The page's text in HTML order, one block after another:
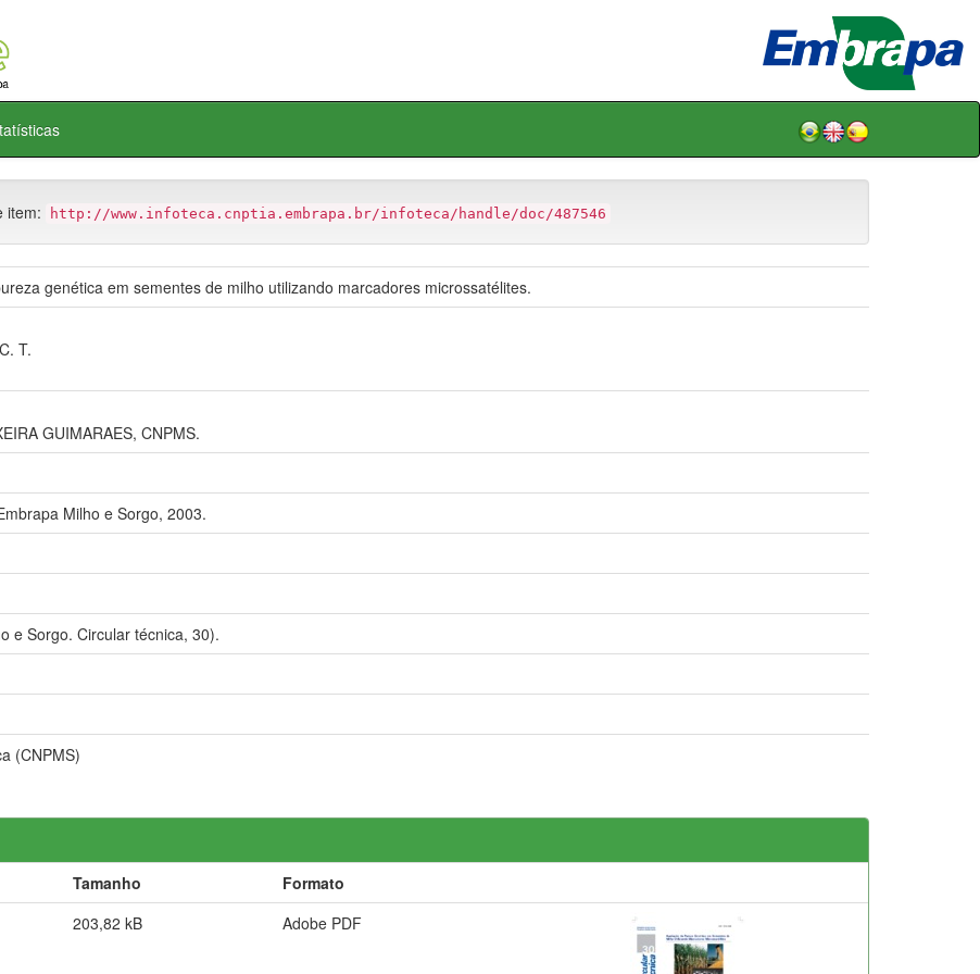
item: http://www.infoteca.cnptia.embrapa.br/infoteca/handle/doc/487546
genética em sementes de milho utilizando marcadores microssatélites.
T.
GUIMARAES, CNPMS.
Milho e Sorgo, 2003.
e Sorgo. Circular técnica, 30).
(CNPMS)
Tamanho
Formato
203,82 kB Adobe PDF